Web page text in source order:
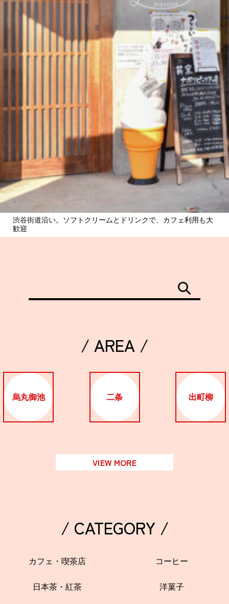
渋谷街道沿い。ソフトクリームとドリンクで、カフェ利用も大
歓迎
/ AREA /
烏丸御池 二条 出町柳
VIEW MORE
/ CATEGORY /
カフェ・喫茶店 コーヒー
日本茶・紅茶 洋菓子